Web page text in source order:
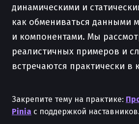
динамическими и
как обмениваться данными
и компонентами. Мы
реалистичных примеров и
встречаются практически в
Закрепите тему на практике:
Pinia с поддержкой наставников.